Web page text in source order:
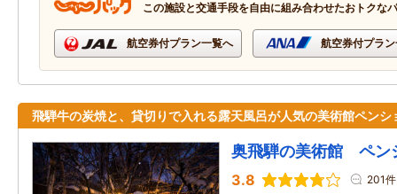
この施設と交通手段を自由に組み合わせたおトクな
航空券付プラン一覧へ 航空券付プラ
飛騨牛の炭焼と、貸切りで入れる露天風呂が人気の美術館ペンシ
奥飛騨の美術館 ペン
3.8 201件